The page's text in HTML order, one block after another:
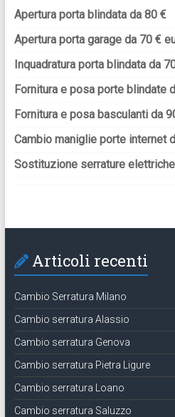
Apertura porta blindata da 80 €
Apertura porta garage da 70 €
Inquadratura porta blindata da
Fornitura e posa porte blindate
Fornitura e posa basculanti da
Cambio maniglie porte internet
Sostituzione serrature elettriche
Articoli recenti
Cambio Serratura Milano
Cambio serratura Alassio
Cambio serratura Genova
Cambio serratura Pietra Ligure
Cambio serratura Loano
Cambio serratura Saluzzo